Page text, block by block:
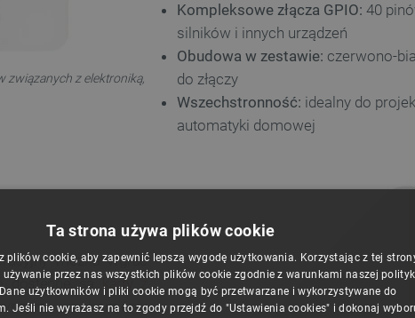
związanych z elektroniką,
Kompleksowe złącza GPIO: 40
silników i innych urządzeń
Obudowa w zestawie: czerwono-
do złączy
Wszechstronność: idealny do
automatyki domowej
można wgrać
dostępne sąkarty z
uruchomieniu
Ta strona używa plików cookie
plików cookie, aby zapewnić lepszą wygodę użytkowania. Korzystając z tej
używanie przez nas wszystkich plików cookie zgodnie z warunkami naszej
użytkowników i pliki cookie mogą być przetwarzane i wykorzystywane do
Jeśli nie wyrażasz na to zgody przejdź do "Ustawienia cookies" i dokonaj